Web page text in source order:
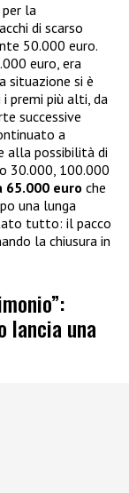
la
di scarso
50.000 euro.
euro, era
situazione si è
premi più alti, da
successive
a
alla possibilità di
30.000, 100.000
65.000 euro che
una lunga
tutto: il pacco
la chiusura in
lancia una